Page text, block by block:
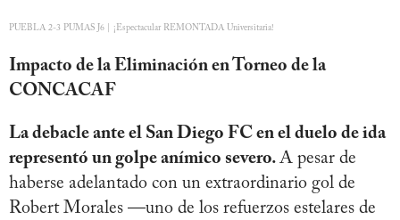
PUEBLA 2-3 PUMAS J6 | ¡Espectacular REMONTADA Universitaria!
Impacto de la Eliminación en Torneo de la
CONCACAF
La debacle ante el San Diego FC en el duelo de ida
representó un golpe anímico severo. A pesar de
haberse adelantado con un extraordinario gol de
Robert Morales —uno de los refuerzos estelares de